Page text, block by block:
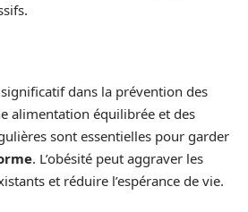
dans la prévention des
alimentation équilibrée et des
sont essentielles pour garder
. L’obésité peut aggraver les
et réduire l’espérance de vie.